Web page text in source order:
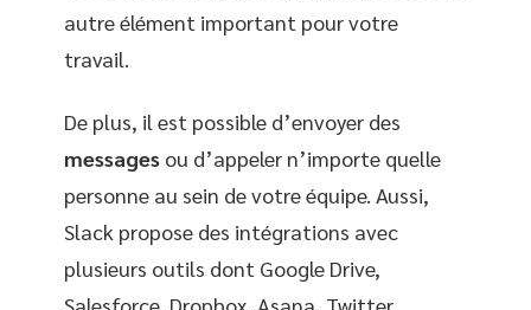
autre élément important pour votre
travail.
De plus, il est possible d’envoyer des
messages ou d’appeler n’importe quelle
personne au sein de votre équipe. Aussi,
Slack propose des intégrations avec
plusieurs outils dont Google Drive,